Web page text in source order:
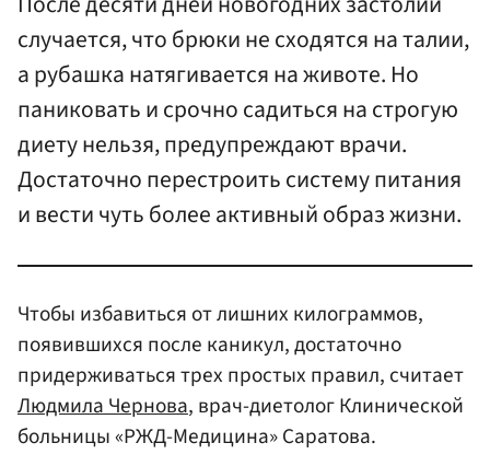
случается, что брюки не сходятся на талии,
а рубашка натягивается на животе. Но
паниковать и срочно садиться на строгую
диету нельзя, предупреждают врачи.
Достаточно перестроить систему питания
и вести чуть более активный образ жизни.
Чтобы избавиться от лишних килограммов,
появившихся после каникул, достаточно
придерживаться трех простых правил, считает
Людмила Чернова, врач-диетолог Клинической
больницы «РЖД-Медицина» Саратова.